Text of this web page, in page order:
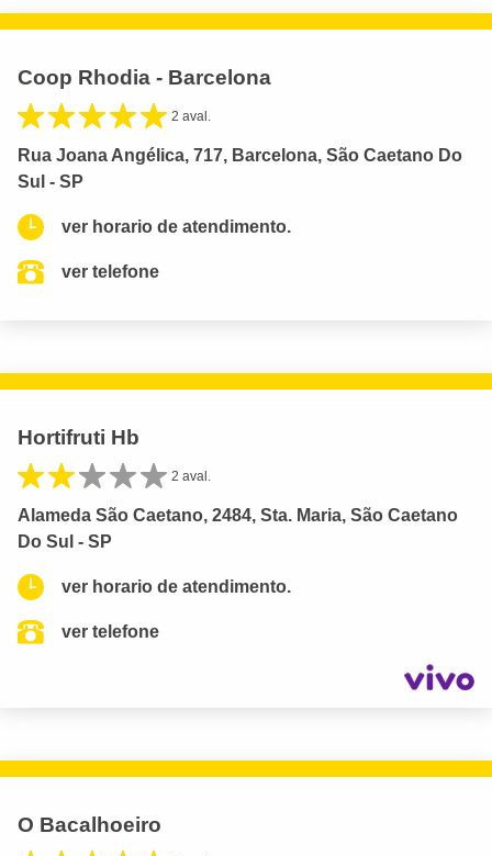
Coop Rhodia - Barcelona
2 aval.
Rua Joana Angélica, 717, Barcelona, São Caetano Do
Sul - SP
ver horario de atendimento.
ver telefone
Hortifruti Hb
2 aval.
Alameda São Caetano, 2484, Sta. Maria, São Caetano
Do Sul - SP
ver horario de atendimento.
ver telefone
O Bacalhoeiro